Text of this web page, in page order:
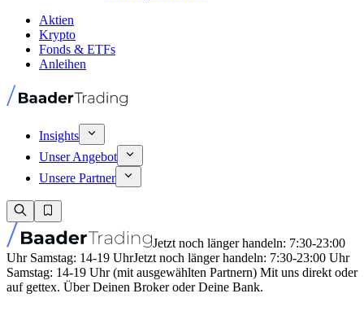
Aktien
Krypto
Fonds & ETFs
Anleihen
Insights
Unser Angebot
Unsere Partner
Jetzt noch länger handeln: 7:30-23:00
Uhr Samstag: 14-19 UhrJetzt noch länger handeln: 7:30-23:00 Uhr
Samstag: 14-19 Uhr (mit ausgewählten Partnern) Mit uns direkt oder
auf gettex. Über Deinen Broker oder Deine Bank.